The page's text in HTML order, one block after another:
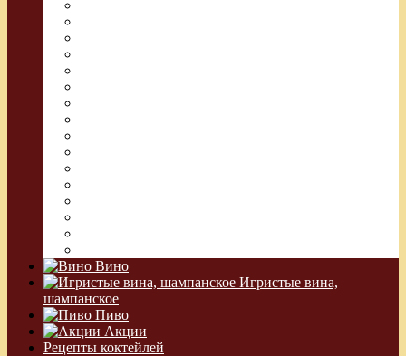
Вино
Игристые вина,
шампанское
Пиво
Акции
Рецепты коктейлей